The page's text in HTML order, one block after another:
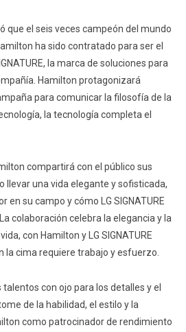
que el seis veces campeón del mundo
ha sido contratado para ser el
la marca de soluciones para
Hamilton protagonizará
para comunicar la filosofía de la
la tecnología completa el
compartirá con el público sus
llevar una vida elegante y sofisticada,
en su campo y cómo LG SIGNATURE
colaboración celebra la elegancia y la
con Hamilton y LG SIGNATURE
la cima requiere trabajo y esfuerzo.
con ojo para los detalles y el
de la habilidad, el estilo y la
como patrocinador de rendimiento